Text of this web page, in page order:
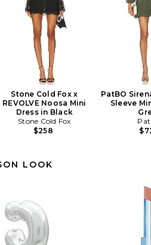
Stone Cold Fox x
REVOLVE Noosa Mini
Dress in Black
Stone Cold Fox
$258
PatBO
Sleeve
LOOK